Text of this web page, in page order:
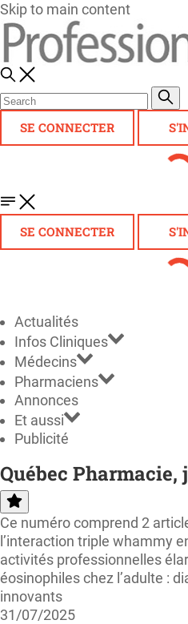
Skip to main content
SE CONNECTER
SE CONNECTER
Actualités
Infos Cliniques
Médecins
Pharmaciens
Annonces
Et aussi
Publicité
Québec
Ce numéro comprend 2
l’interaction triple whammy
activités professionnelles
éosinophiles chez l’adulte :
innovants
31/07/2025